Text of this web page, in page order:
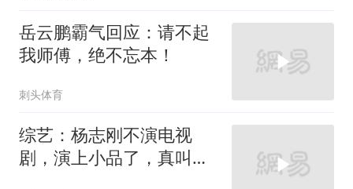
岳云鹏霸气回应：请不起
我师傅，绝不忘本！
刺头体育
综艺：杨志刚不演电视
剧，演上小品了，真叫人